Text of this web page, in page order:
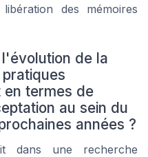
des mémoires
de la
en termes de
au sein du
années ?
dans une recherche